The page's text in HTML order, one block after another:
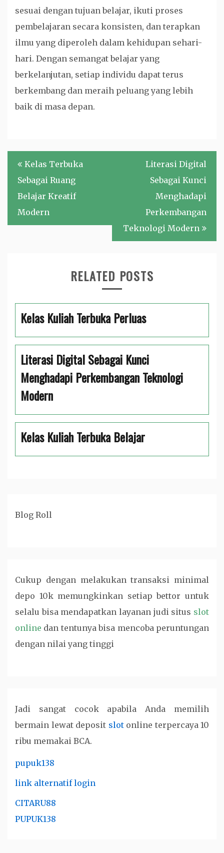
sesuai dengan tujuan belajar, ikuti proses
pembelajaran secara konsisten, dan terapkan
ilmu yang diperoleh dalam kehidupan sehari-
hari. Dengan semangat belajar yang
berkelanjutan, setiap individu dapat terus
berkembang dan meraih peluang yang lebih
baik di masa depan.
Navigasi
pos
Kelas Terbuka
Sebagai Ruang
Belajar Kreatif
Modern
Literasi Digital
Sebagai Kunci
Menghadapi
Perkembangan
Teknologi Modern
RELATED POSTS
Kelas Kuliah Terbuka Perluas
Literasi Digital Sebagai Kunci
Menghadapi Perkembangan Teknologi
Modern
Kelas Kuliah Terbuka Belajar
Blog Roll
Cukup dengan melakukan transaksi minimal
depo 10k memungkinkan setiap bettor untuk
selalu bisa mendapatkan layanan judi situs slot
online dan tentunya bisa mencoba peruntungan
dengan nilai yang tinggi
Jadi sangat cocok apabila Anda memilih
bermain lewat deposit slot online terpercaya 10
ribu memakai BCA.
pupuk138
link alternatif login
CITARU88
PUPUK138